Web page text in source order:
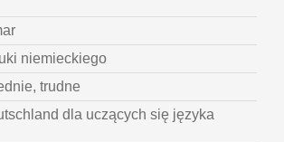
niemieckiego
trudne
dla uczących się języka